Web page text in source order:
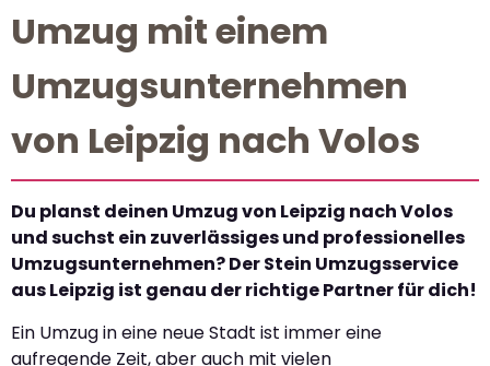
Umzug mit einem
Umzugsunternehmen
von Leipzig nach Volos
Du planst deinen Umzug von Leipzig nach Volos
und suchst ein zuverlässiges und professionelles
Umzugsunternehmen? Der Stein Umzugsservice
aus Leipzig ist genau der richtige Partner für dich!
Ein Umzug in eine neue Stadt ist immer eine
aufregende Zeit, aber auch mit vielen